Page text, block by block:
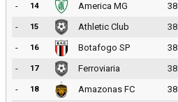
-
14 America MG 38
-
15 Athletic Club 38
-
16 Botafogo SP 38
-
17 Ferroviaria 38
-
18 Amazonas FC 38